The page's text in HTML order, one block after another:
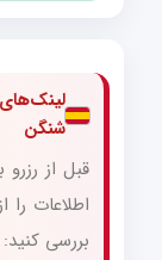
لینک‌های
شنگن
قبل از
اطلاعات
بررسی کنید: